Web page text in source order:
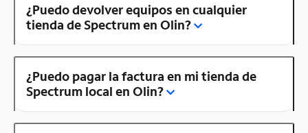
¿Puedo devolver equipos en cualquier
tienda de Spectrum en Olin?
¿Puedo pagar la factura en mi tienda de
Spectrum local en Olin?